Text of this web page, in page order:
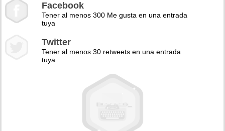
Facebook
Tener al menos 300 Me gusta en una entrada
tuya
Twitter
Tener al menos 30 retweets en una entrada
tuya